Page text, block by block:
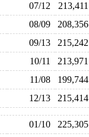
07/12
08/09
09/13
10/11
11/08
12/13
01/10